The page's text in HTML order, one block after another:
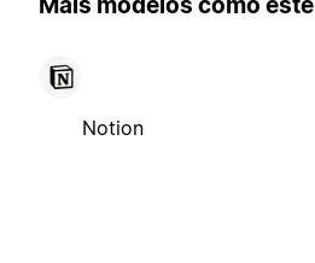
Mais modelos como este
Notion